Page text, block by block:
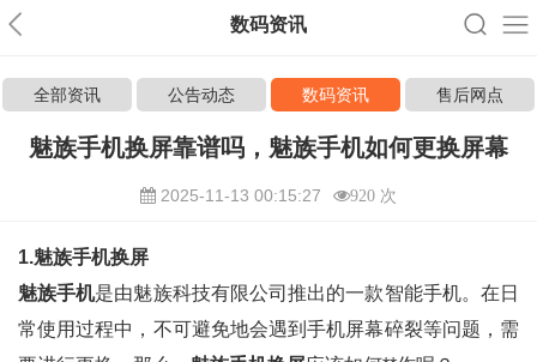
数码资讯
全部资讯 公告动态 数码资讯 售后网点
魅族手机换屏靠谱吗，魅族手机如何更换屏幕
2025-11-13 00:15:27 920 次
1.魅族手机换屏
魅族手机是由魅族科技有限公司推出的一款智能手机。在日
常使用过程中，不可避免地会遇到手机屏幕碎裂等问题，需